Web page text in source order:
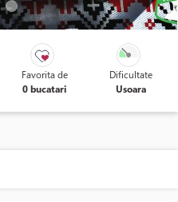
Favorita de
0 bucatari
Dificultate
Usoara